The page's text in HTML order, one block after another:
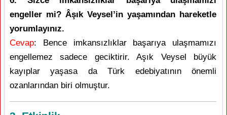
engeller mi? Âşık Veysel’in yaşamından hareketle
yorumlayınız.
Cevap: Bence imkansızlıklar başarıya ulaşmamızı
engellemez sadece geciktirir. Aşık Veysel büyük
kayıplar yaşasa da Türk edebiyatının önemli
ozanlarından biri olmuştur.